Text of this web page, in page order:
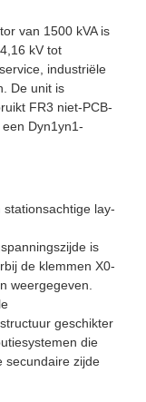
van 1500 kVA is
kV tot
industriële
De unit is
FR3 niet-PCB-
Dyn1yn1-
lay-
is
de klemmen X0-
weergegeven.
geschikter
die
secundaire zijde